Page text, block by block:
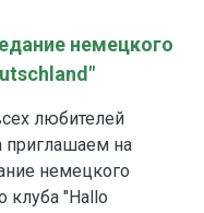
немецкого
любителей
приглашаем на
немецкого
клуба "Hallo